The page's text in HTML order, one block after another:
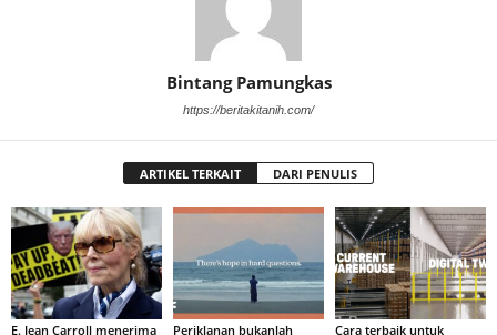
Bintang Pamungkas
https://beritakitanih.com/
ARTIKEL TERKAIT DARI PENULIS
E. Jean Carroll menerima
Periklanan bukanlah
Cara terbaik untuk